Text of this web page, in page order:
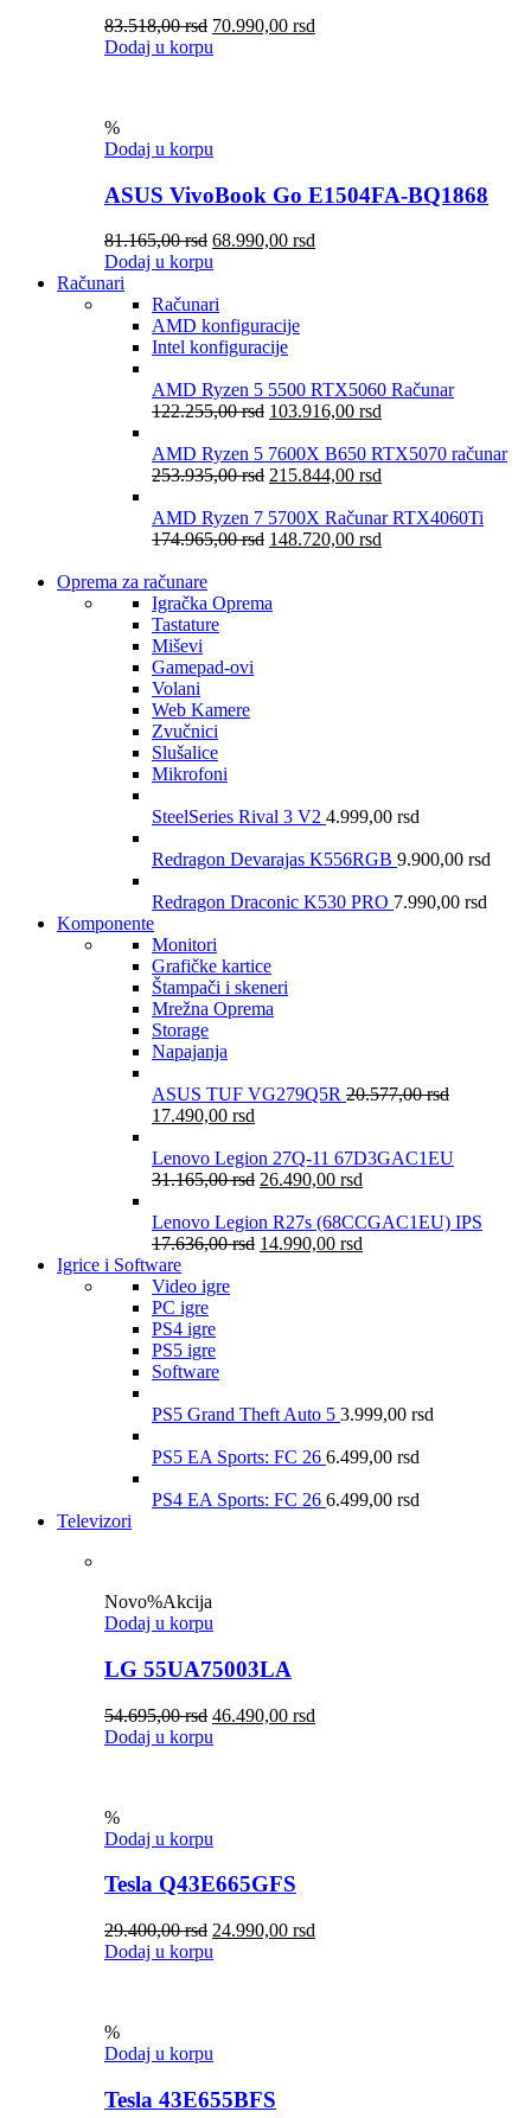
83.518,00rsd 70.990,00 rsd
Dodaj u korpu
%
Dodaj u korpu
ASUS VivoBook Go E1504FA-BQ1868
81.165,00rsd 68.990,00 rsd
Dodaj u korpu
Računari
Računari
AMD konfiguracije
Intel konfiguracije
AMD Ryzen 5 5500 RTX5060 Računar
122.255,00rsd 103.916,00 rsd
AMD Ryzen 5 7600X B650 RTX5070 računar
253.935,00rsd 215.844,00 rsd
AMD Ryzen 7 5700X Računar RTX4060Ti
174.965,00rsd 148.720,00 rsd
Oprema za računare
Igračka Oprema
Tastature
Miševi
Gamepad-ovi
Volani
Web Kamere
Zvučnici
Slušalice
Mikrofoni
SteelSeries Rival 3 V2 4.999,00 rsd
Redragon Devarajas K556RGB 9.900,00 rsd
Redragon Draconic K530 PRO 7.990,00 rsd
Komponente
Monitori
Grafičke kartice
Štampači i skeneri
Mrežna Oprema
Storage
Napajanja
ASUS TUF VG279Q5R 20.577,00rsd
17.490,00 rsd
Lenovo Legion 27Q-11 67D3GAC1EU
31.165,00rsd 26.490,00 rsd
Lenovo Legion R27s (68CCGAC1EU) IPS
17.636,00rsd 14.990,00 rsd
Igrice i Software
Video igre
PC igre
PS4 igre
PS5 igre
Software
PS5 Grand Theft Auto 5 3.999,00 rsd
PS5 EA Sports: FC 26 6.499,00 rsd
PS4 EA Sports: FC 26 6.499,00 rsd
Televizori
Novo%Akcija
Dodaj u korpu
LG 55UA75003LA
54.695,00rsd 46.490,00 rsd
Dodaj u korpu
%
Dodaj u korpu
Tesla Q43E665GFS
29.400,00rsd 24.990,00 rsd
Dodaj u korpu
%
Dodaj u korpu
Tesla 43E655BFS